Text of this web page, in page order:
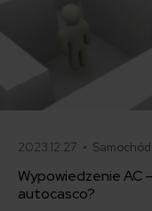
2023.12.27 • Samochód
Wypowiedzenie AC
autocasco?